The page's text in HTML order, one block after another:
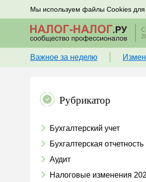
Мы используем файлы Cookies для
Подписывайтесь на новости
С
Важное за неделю
Рубрикатор
Бухгалтерский учет
Бухгалтерская отчетность
Аудит
Налоговые изменения